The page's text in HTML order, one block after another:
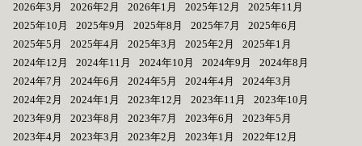
2026年3月
2026年2月 2026年1月 2025年12月
2025年11月
2025年10月
2025年9月 2025年8月 2025年7月
2025年6月
2025年5月
2025年4月 2025年3月 2025年2月
2025年1月
2024年12月
2024年11月 2024年10月 2024年9月
2024年8月
2024年7月
2024年6月 2024年5月 2024年4月
2024年3月
2024年2月
2024年1月 2023年12月 2023年11月
2023年10月
2023年9月
2023年8月 2023年7月 2023年6月
2023年5月
2023年4月
2023年3月 2023年2月 2023年1月
2022年12月